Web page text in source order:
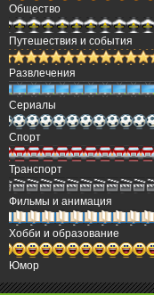
Общество
Путешествия и события
Развлечения
Сериалы
Спорт
Транспорт
Фильмы и анимация
Хобби и образование
Юмор